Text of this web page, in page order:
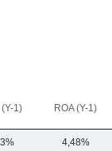
(Y-1) ROA (Y-1)
4,48%